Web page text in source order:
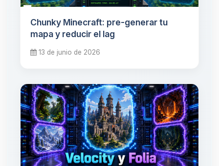
Chunky Minecraft: pre-generar tu
mapa y reducir el lag
13 de junio de 2026